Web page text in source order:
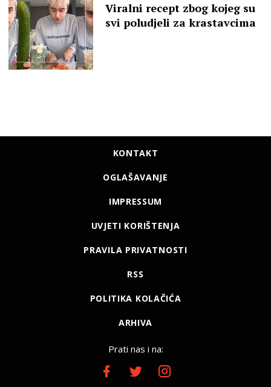
Viralni recept zbog kojeg su
svi poludjeli za krastavcima
KONTAKT
OGLAŠAVANJE
IMPRESSUM
UVJETI KORIŠTENJA
PRAVILA PRIVATNOSTI
RSS
POLITIKA KOLAČIĆA
ARHIVA
Prati nas i na: